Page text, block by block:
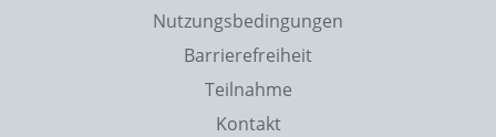
Nutzungsbedingungen
Barrierefreiheit
Teilnahme
Kontakt